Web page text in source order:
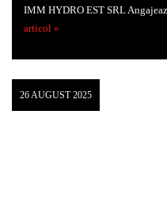
IMM HYDRO EST SRL
articol »
26 AUGUST 2025